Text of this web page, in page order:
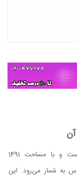
قشم، جزیره‌ای به شکل پیکان در تنگه هرمز است و با مساحت 1491
به شمار می‌رود. این